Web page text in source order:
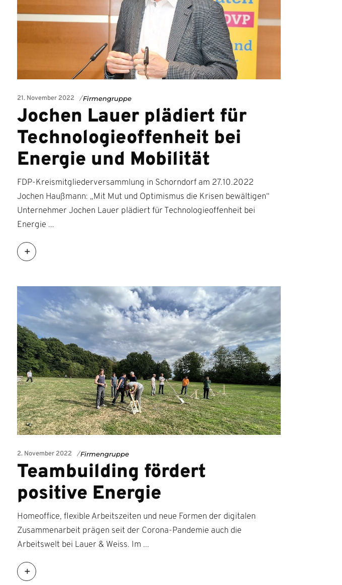
21. November 2022 Firmengruppe
Jochen Lauer plädiert für
Technologieoffenheit bei
Energie und Mobilität
FDP-Kreismitgliederversammlung in Schorndorf am 27.10.2022
Jochen Haußmann: „Mit Mut und Optimismus die Krisen bewältigen“
Unternehmer Jochen Lauer plädiert für Technologieoffenheit bei
Energie
2. November 2022 Firmengruppe
Teambuilding fördert
positive Energie
Homeoffice, flexible Arbeitszeiten und neue Formen der digitalen
Zusammenarbeit prägen seit der Corona-Pandemie auch die
Arbeitswelt bei Lauer & Weiss. Im